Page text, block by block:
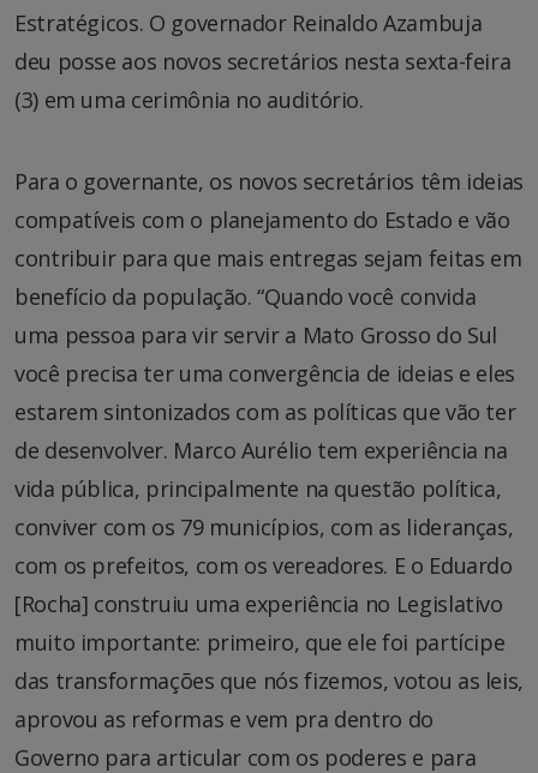
Estratégicos. O governador Reinaldo Azambuja
deu posse aos novos secretários nesta sexta-feira
(3) em uma cerimônia no auditório.
Para o governante, os novos secretários têm ideias
compatíveis com o planejamento do Estado e vão
contribuir para que mais entregas sejam feitas em
benefício da população. “Quando você convida
uma pessoa para vir servir a Mato Grosso do Sul
você precisa ter uma convergência de ideias e eles
estarem sintonizados com as políticas que vão ter
de desenvolver. Marco Aurélio tem experiência na
vida pública, principalmente na questão política,
conviver com os 79 municípios, com as lideranças,
com os prefeitos, com os vereadores. E o Eduardo
[Rocha] construiu uma experiência no Legislativo
muito importante: primeiro, que ele foi partícipe
das transformações que nós fizemos, votou as leis,
aprovou as reformas e vem pra dentro do
Governo para articular com os poderes e para